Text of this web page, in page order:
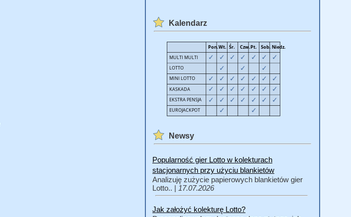
Kalendarz
Newsy
Popularność gier Lotto w kolekturach
stacjonarnych przy użyciu blankietów
Analizuję zużycie papierowych blankietów gier
Lotto.. | 17.07.2026
Jak założyć kolekturę Lotto?